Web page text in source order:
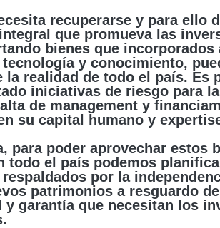
recuperarse y para ello
que promueva las
bienes que incorporados
y conocimiento,
la realidad de todo el país. Es
iniciativas de riesgo para
de management y
su capital humano y
para poder aprovechar estos
todo el país podemos
por la
patrimonios a resguardo
y garantía que necesitan los